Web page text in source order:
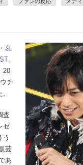
哀
。
20
チ
査
ゼ
う
芸
あ